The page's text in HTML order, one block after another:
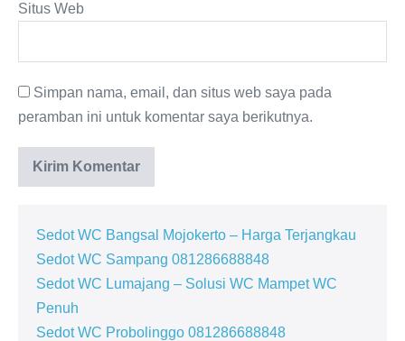
Situs Web
Simpan nama, email, dan situs web saya pada
peramban ini untuk komentar saya berikutnya.
Sedot WC Bangsal Mojokerto – Harga Terjangkau
Sedot WC Sampang 081286688848
Sedot WC Lumajang – Solusi WC Mampet WC
Penuh
Sedot WC Probolinggo 081286688848